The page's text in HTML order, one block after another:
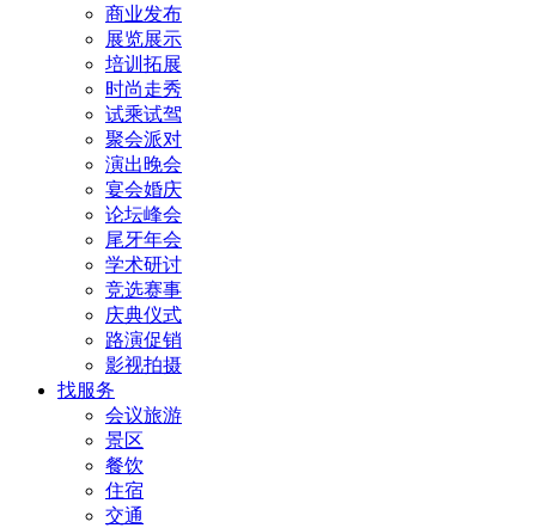
商业发布
展览展示
培训拓展
时尚走秀
试乘试驾
聚会派对
演出晚会
宴会婚庆
论坛峰会
尾牙年会
学术研讨
竞选赛事
庆典仪式
路演促销
影视拍摄
找服务
会议旅游
景区
餐饮
住宿
交通